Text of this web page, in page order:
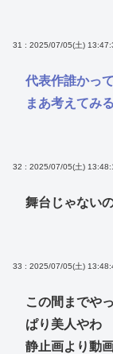
31 : 2025/07/05(土)
代表作誰かっ
まあ考えてみ
32 : 2025/07/05(土)
舞台じゃない
33 : 2025/07/05(土)
この間までや
ぱり美人やわ
静止画より動